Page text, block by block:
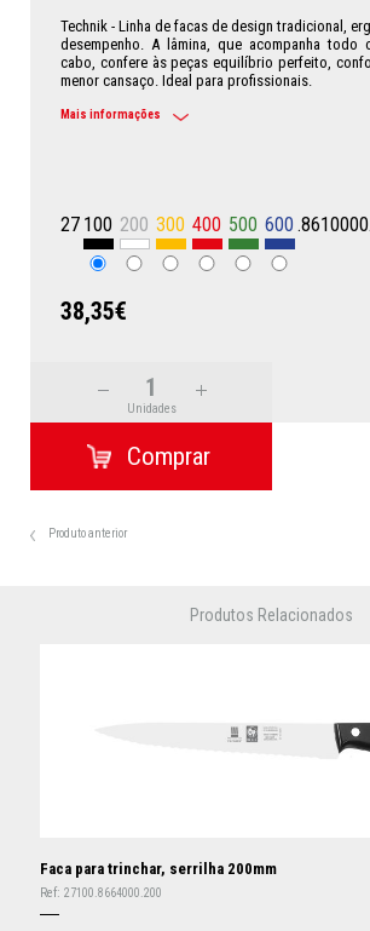
Technik - Linha de facas de design tradicional,
desempenho. A lâmina, que acompanha todo
cabo, confere às peças equilíbrio perfeito,
menor cansaço. Ideal para profissionais.
Mais informações
27 100 200 300 400 500 600
38,35€
Unidades
Produto anterior
Produtos Relacionados
Faca para trinchar, serrilha 200mm
Ref: 27100.8664000.200